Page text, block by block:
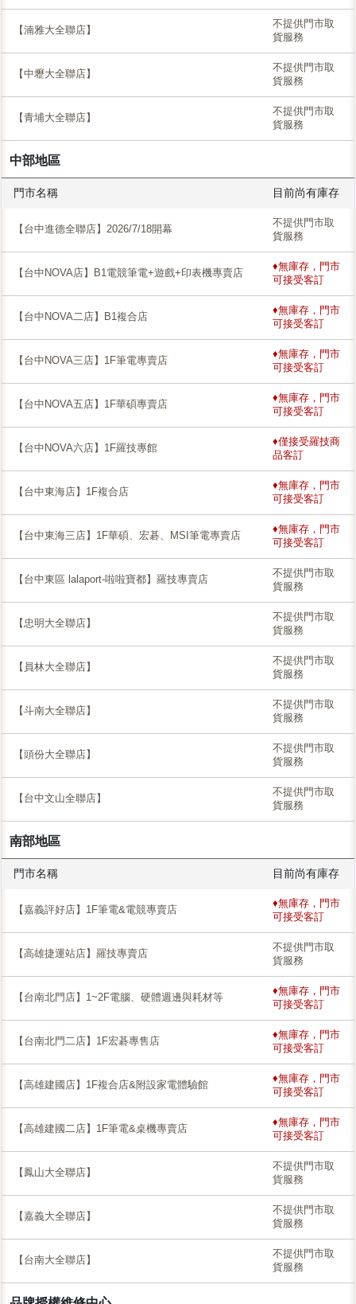
【湳雅大全聯店】
不提供門市取
貨服務
【中壢大全聯店】
不提供門市取
貨服務
【青埔大全聯店】
不提供門市取
貨服務
中部地區
門市名稱 目前尚有庫存
【台中進德全聯店】2026/7/18開幕
不提供門市取
貨服務
【台中NOVA店】B1電競筆電+遊戲+印表機專賣店
♦無庫存，門市
可接受客訂
【台中NOVA二店】B1複合店
♦無庫存，門市
可接受客訂
【台中NOVA三店】1F筆電專賣店
♦無庫存，門市
可接受客訂
【台中NOVA五店】1F華碩專賣店
♦無庫存，門市
可接受客訂
【台中NOVA六店】1F羅技專館
♦僅接受羅技商
品客訂
【台中東海店】1F複合店
♦無庫存，門市
可接受客訂
【台中東海三店】1F華碩、宏碁、MSI筆電專賣店
♦無庫存，門市
可接受客訂
【台中東區 lalaport-啦啦寶都】羅技專賣店
不提供門市取
貨服務
【忠明大全聯店】
不提供門市取
貨服務
【員林大全聯店】
不提供門市取
貨服務
【斗南大全聯店】
不提供門市取
貨服務
【頭份大全聯店】
不提供門市取
貨服務
【台中文山全聯店】
不提供門市取
貨服務
南部地區
門市名稱 目前尚有庫存
【嘉義評好店】1F筆電&電競專賣店
♦無庫存，門市
可接受客訂
【高雄捷運站店】羅技專賣店
不提供門市取
貨服務
【台南北門店】1~2F電腦、硬體週邊與耗材等
♦無庫存，門市
可接受客訂
【台南北門二店】1F宏碁專售店
♦無庫存，門市
可接受客訂
【高雄建國店】1F複合店&附設家電體驗館
♦無庫存，門市
可接受客訂
【高雄建國二店】1F筆電&桌機專賣店
♦無庫存，門市
可接受客訂
【鳳山大全聯店】
不提供門市取
貨服務
【嘉義大全聯店】
不提供門市取
貨服務
【台南大全聯店】
不提供門市取
貨服務